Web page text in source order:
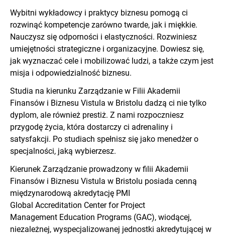
Wybitni wykładowcy i praktycy biznesu pomogą ci
rozwinąć kompetencje zarówno twarde, jak i miękkie.
Nauczysz się odporności i elastyczności. Rozwiniesz
umiejętności strategiczne i organizacyjne. Dowiesz się,
jak wyznaczać cele i mobilizować ludzi, a także czym jest
misja i odpowiedzialność biznesu.
Studia na kierunku Zarządzanie w Filii Akademii
Finansów i Biznesu Vistula w Bristolu dadzą ci nie tylko
dyplom, ale również prestiż. Z nami rozpoczniesz
przygodę życia, która dostarczy ci adrenaliny i
satysfakcji. Po studiach spełnisz się jako menedżer o
specjalności, jaką wybierzesz.
Kierunek Zarządzanie prowadzony w filii Akademii
Finansów i Biznesu Vistula w Bristolu posiada cenną
międzynarodową akredytację PMI
Global Accreditation Center for Project
Management Education Programs (GAC), wiodącej,
niezależnej, wyspecjalizowanej jednostki akredytującej w